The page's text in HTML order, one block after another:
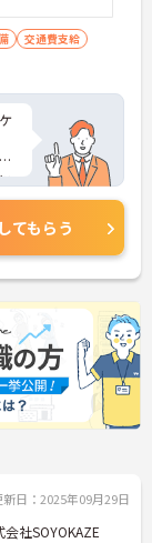
交通費支給
てもらう
新日：2025年09月29日
会社SOYOKAZE